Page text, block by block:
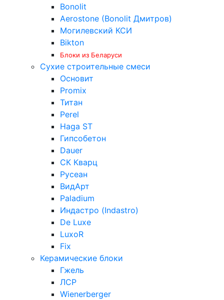
Bonolit
Aerostone (Bonolit Дмитров)
Могилевский КСИ
Bikton
Блоки из Беларуси
Сухие строительные смеси
Основит
Promix
Титан
Perel
Haga ST
Гипсобетон
Dauer
СК Кварц
Русеан
ВидАрт
Paladium
Индастро (Indastro)
De Luxe
LuxoR
Fix
Керамические блоки
Гжель
ЛСР
Wienerberger